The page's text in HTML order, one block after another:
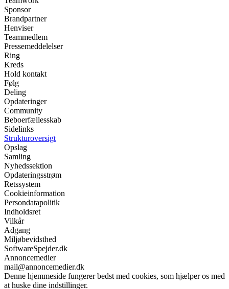
Sponsor
Brandpartner
Henviser
Teammedlem
Pressemeddelelser
Ring
Kreds
Hold kontakt
Følg
Deling
Opdateringer
Community
Beboerfællesskab
Sidelinks
Strukturoversigt
Opslag
Samling
Nyhedssektion
Opdateringsstrøm
Retssystem
Cookieinformation
Persondatapolitik
Indholdsret
Vilkår
Adgang
Miljøbevidsthed
SoftwareSpejder.dk
Annoncemedier
mail@annoncemedier.dk
Denne hjemmeside fungerer bedst med cookies, som hjælper os med
at huske dine indstillinger.